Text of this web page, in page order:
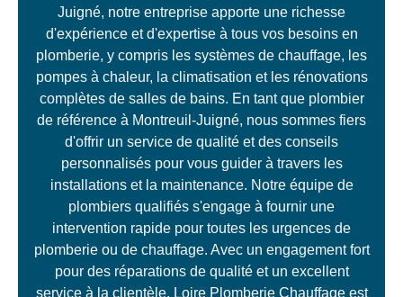
Juigné, notre entreprise apporte une richesse
d'expérience et d'expertise à tous vos besoins en
plomberie, y compris les systèmes de chauffage, les
pompes à chaleur, la climatisation et les rénovations
complètes de salles de bains. En tant que plombier
de référence à Montreuil-Juigné, nous sommes fiers
d'offrir un service de qualité et des conseils
personnalisés pour vous guider à travers les
installations et la maintenance. Notre équipe de
plombiers qualifiés s'engage à fournir une
intervention rapide pour toutes les urgences de
plomberie ou de chauffage. Avec un engagement fort
pour des réparations de qualité et un excellent
service à la clientèle, Loire Plomberie Chauffage est